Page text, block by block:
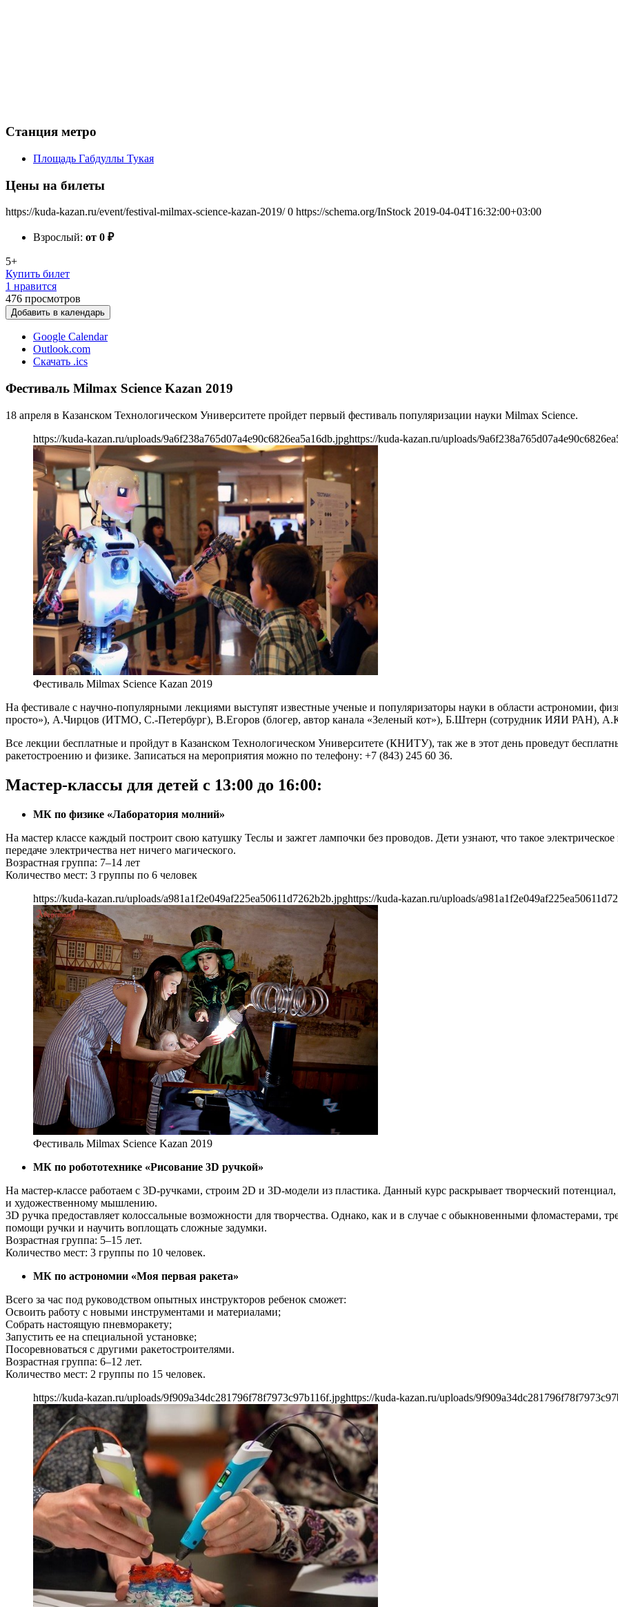
Станция метро
Площадь Габдуллы Тукая
Цены на билеты
https://kuda-kazan.ru/event/festival-milmax-science-kazan-2019/ 0 https://schema.org/InStock 2019-04-04T16:32:00+03:00
Взрослый: от 0 ₽
5+
Купить билет
1 нравится
476 просмотров
Добавить в календарь
Google Calendar
Outlook.com
Скачать .ics
Фестиваль Milmax Science Kazan 2019
18 апреля в Казанском Технологическом Университете пройдет первый фестиваль популяризации науки Milmax Science.
https://kuda-kazan.ru/uploads/9a6f238a765d07a4e90c6826ea5a16db.jpghttps://kuda-kazan.ru/uploads/
Фестиваль Milmax Science Kazan 2019
На фестивале с научно-популярными лекциями выступят известные ученые и популяризаторы науки в области астрономии,
просто»), А.Чирцов (ИТМО, С.-Петербург), В.Егоров (блогер, автор канала «Зеленый кот»), Б.Штерн (сотрудник ИЯИ РАН),
Все лекции бесплатные и пройдут в Казанском Технологическом Университете (КНИТУ), так же в этот день проведут
ракетостроению и физике. Записаться на мероприятия можно по телефону: +7 (843) 245 60 36.
Мастер-классы для детей с 13:00 до 16:00:
МК по физике «Лаборатория молний»
На мастер классе каждый построит свою катушку Теслы и зажгет лампочки без проводов. Дети узнают, что такое
передаче электричества нет ничего магического.
Возрастная группа: 7–14 лет
Количество мест: 3 группы по 6 человек
https://kuda-kazan.ru/uploads/a981a1f2e049af225ea50611d7262b2b.jpghttps://kuda-kazan.ru/uploads/
Фестиваль Milmax Science Kazan 2019
МК по робототехнике «Рисование 3D ручкой»
На мастер-классе работаем с 3D-ручками, строим 2D и 3D-модели из пластика. Данный курс раскрывает творческий
и художественному мышлению.
3D ручка предоставляет колоссальные возможности для творчества. Однако, как и в случае с обыкновенными фломастерами,
помощи ручки и научить воплощать сложные задумки.
Возрастная группа: 5–15 лет.
Количество мест: 3 группы по 10 человек.
МК по астрономии «Моя первая ракета»
Всего за час под руководством опытных инструкторов ребенок сможет:
Освоить работу с новыми инструментами и материалами;
Собрать настоящую пневморакету;
Запустить ее на специальной установке;
Посоревноваться с другими ракетостроителями.
Возрастная группа: 6–12 лет.
Количество мест: 2 группы по 15 человек.
https://kuda-kazan.ru/uploads/9f909a34dc281796f78f7973c97b116f.jpghttps://kuda-kazan.ru/uploads/